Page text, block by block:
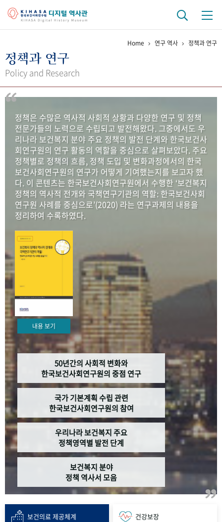
걸어온 길 기관 변천사
연구 역사
정책과 연구 키워드로 보는 연구 역사
연구자들
간행물 변천사
기록물 아카이브
사진 아카이브 문서 기록물 행정박물 영상 기록물
50+1주년 기념
성과 50선 숫자로 보는 50년
세계와 함께 한 KIHASA
VR 역사관
Home 연구 역사 정책과 연구
정책과 연구
Policy and Research
정책은 수많은 역사적 사회적 상황과 다양한 연구 및 정책
전문가들의 노력으로 수립되고 발전해왔다. 그중에서도 우
리나라 보건복지 분야 주요 정책의 발전 단계와 한국보건사
회연구원의 연구 활동의 역할을 중심으로 살펴보았다. 주요
정책별로 정책의 흐름, 정책 도입 및 변화과정에서의 한국
보건사회연구원의 연구가 어떻게 기여했는지를 보고자 했
다. 이 콘텐츠는 한국보건사회연구원에서 수행한 ‘보건복지
정책의 역사적 전개와 국책연구기관의 역할: 한국보건사회
연구원 사례를 중심으로’(2020) 라는 연구과제의 내용을
정리하여 수록하였다.
내용 보기
50년간의 사회적 변화와
한국보건사회연구원의 중점 연구
국가 기본계획 수립 관련
한국보건사회연구원의 참여
우리나라 보건복지 주요
정책영역별 발전 단계
보건복지 분야
정책 역사서 모음
보건의료 제공체계 건강보장